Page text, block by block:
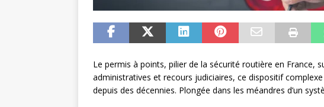
Le permis à points, pilier de la sécurité routière en France,
administratives et recours judiciaires, ce dispositif
depuis des décennies. Plongée dans les méandres d’un